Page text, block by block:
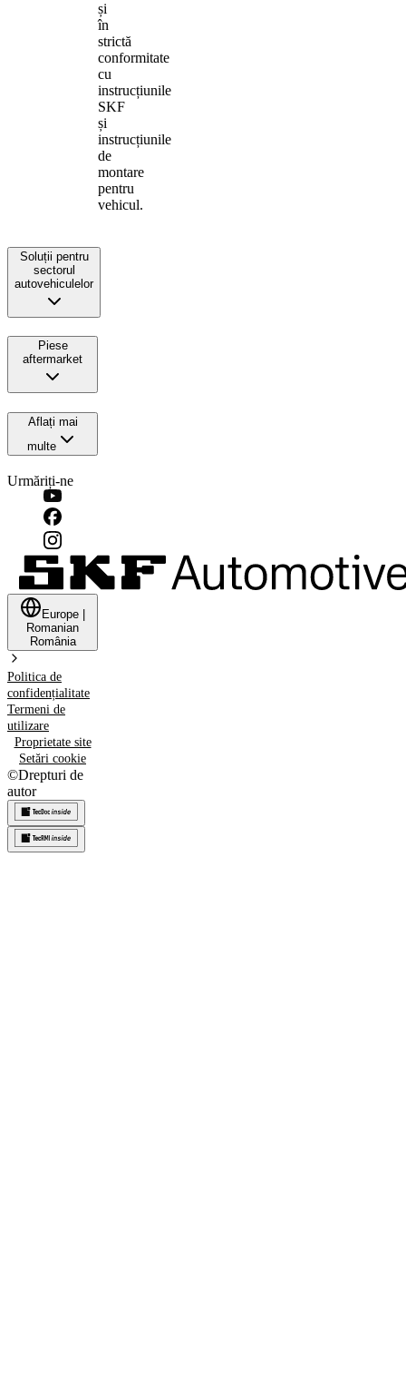
și
în
strictă
conformitate
cu
instrucțiunile
SKF
și
instrucțiunile
de
montare
pentru
vehicul.
Soluții pentru
sectorul
autovehiculelor
Piese
aftermarket
Aflați mai
multe
Urmăriți-ne
Europe
Romanian
România
Politica de
confidențialitate
Termeni de
utilizare
Proprietate site
Setări cookie
©Drepturi de
autor